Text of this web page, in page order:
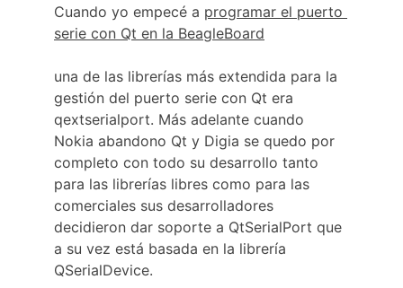
Cuando yo empecé a programar el puerto
serie con Qt en la BeagleBoard
una de las librerías más extendida para la
gestión del puerto serie con Qt era
qextserialport. Más adelante cuando
Nokia abandono Qt y Digia se quedo por
completo con todo su desarrollo tanto
para las librerías libres como para las
comerciales sus desarrolladores
decidieron dar soporte a QtSerialPort que
a su vez está basada en la librería
QSerialDevice.